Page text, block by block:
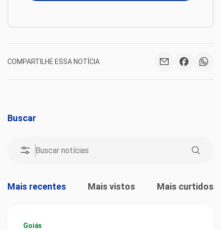
COMPARTILHE ESSA NOTÍCIA
Buscar
Mais recentes Mais vistos Mais curtidos
Goiás